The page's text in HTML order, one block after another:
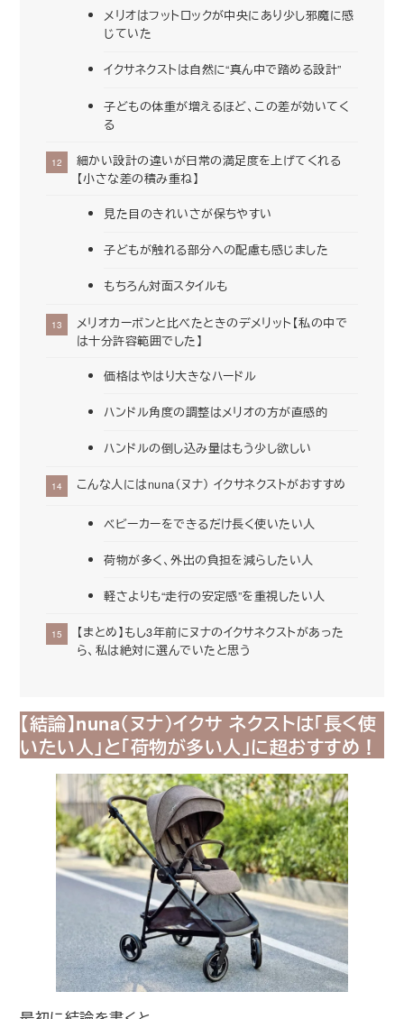
メリオはフットロックが中央にあり少し邪魔に感
じていた
イクサネクストは自然に“真ん中で踏める設計”
子どもの体重が増えるほど、この差が効いてく
る
細かい設計の違いが日常の満足度を上げてくれる
【小さな差の積み重ね】
見た目のきれいさが保ちやすい
子どもが触れる部分への配慮も感じました
もちろん対面スタイルも
メリオカーボンと比べたときのデメリット【私の中で
は十分許容範囲でした】
価格はやはり大きなハードル
ハンドル角度の調整はメリオの方が直感的
ハンドルの倒し込み量はもう少し欲しい
こんな人にはnuna（ヌナ） イクサネクストがおすすめ
ベビーカーをできるだけ長く使いたい人
荷物が多く、外出の負担を減らしたい人
軽さよりも“走行の安定感”を重視したい人
【まとめ】もし3年前にヌナのイクサネクストがあった
ら、私は絶対に選んでいたと思う
【結論】nuna（ヌナ）イクサ ネクストは「長く使
いたい人」と「荷物が多い人」に超おすすめ！